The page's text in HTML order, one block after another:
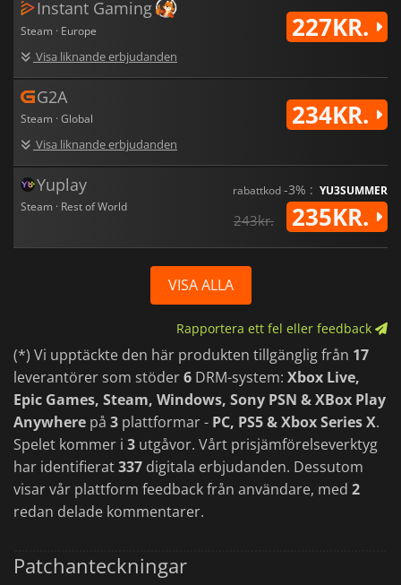
Instant Gaming
Steam · Europe
Visa liknande erbjudanden
227KR.
G2A
Steam · Global
Visa liknande erbjudanden
234KR.
Yuplay
Steam · Rest of World
rabattkod-3% : YU3SUMMER
243kr. 235KR.
VISA ALLA
Rapportera ett fel eller feedback
(*) Vi upptäckte den här produkten tillgänglig från 17
leverantörer som stöder6 DRM-system: Xbox Live,
Epic Games, Steam, Windows, Sony PSN & XBox Play
Anywhere på 3 plattformar - PC, PS5 & Xbox Series X.
Spelet kommer i 3 utgåvor. Vårt prisjämförelseverktyg
har identifierat337 digitala erbjudanden. Dessutom
visar vår plattform feedback från användare, med 2
redan delade kommentarer.
Patchanteckningar